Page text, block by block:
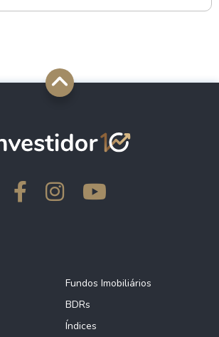
Fundos Imobiliários
BDRs
Índices